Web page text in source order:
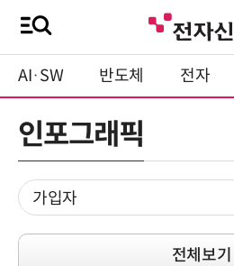
AI·SW 반도체 전자
인포그래픽
전체보기